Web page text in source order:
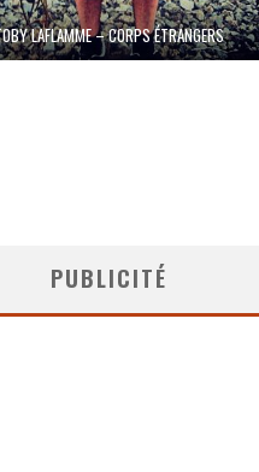
LAFLAMME – CORPS ÉTRANGERS
PUBLICITÉ